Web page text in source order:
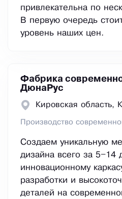
привлекательна по
В первую очередь
уровень наших цен.
Фабрика
ДюнаРус
Кировская область,
Производство
Создаем уникальную
дизайна всего за 5–14
инновационному
разработки и
деталей на